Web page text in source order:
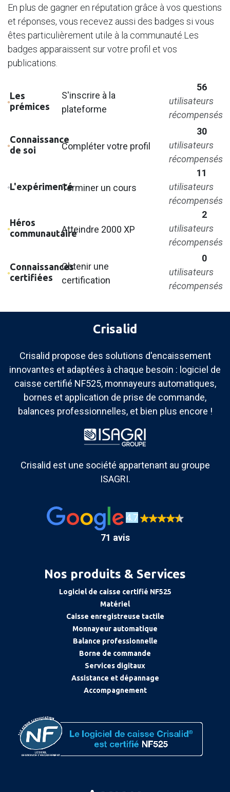
En plus de gagner en réputation grâce à vos questions
et réponses, vous recevez aussi des badges si vous
êtes particulièrement utile à la communauté. Les
badges apparaissent sur votre profil et vos
publications.
Les
prémices
S'inscrire à la
plateforme
56
utilisateurs
récompensés
Connaissance
de soi
Compléter votre profil
30
utilisateurs
récompensés
L'expérimentéTerminer un cours
11
utilisateurs
récompensés
Héros
communautaireAtteindre 2000 XP
2
utilisateurs
récompensés
Connaissances
certifiées
Obtenir une
certification
0
utilisateurs
récompensés
Crisalid
Crisalid propose des solutions d'encaissement
innovantes et adaptées à chaque besoin : logiciel de
caisse certifié NF525, monnayeurs automatiques,
bornes et application de prise de commande,
balances professionnelles, et bien plus encore !
Crisalid est une société appartenant au groupe
ISAGRI.
4.7
71 avis
Nos produits & Services
Logiciel de caisse certifié NF525
Matériel
Caisse enregistreuse tactile
Monnayeur automatique
Balance professionnelle
Borne de commande
Services digitaux
Assistance et dépannage
Accompagnement